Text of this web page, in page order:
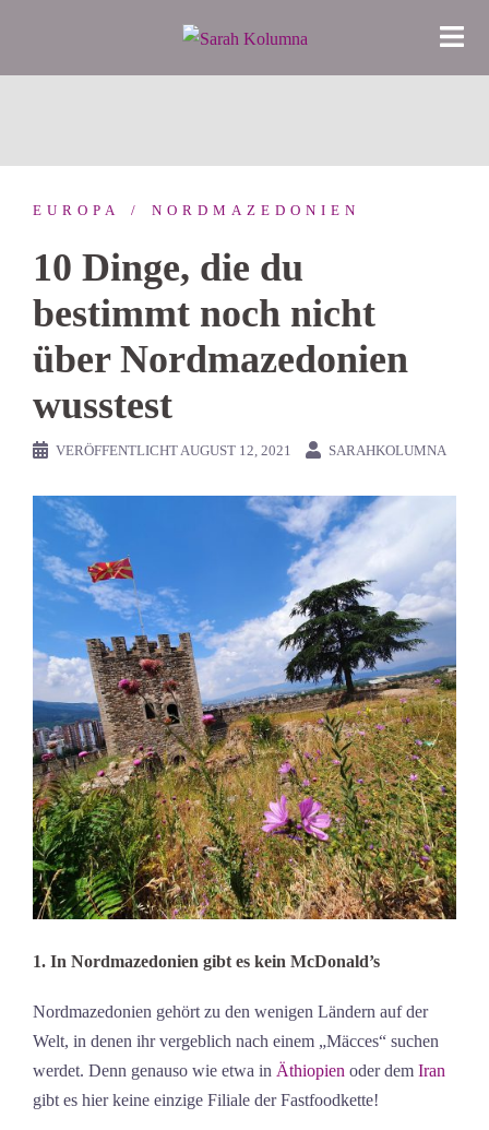
springen
EUROPA NORDMAZEDONIEN
10 Dinge, die du
bestimmt noch nicht
über Nordmazedonien
wusstest
VERÖFFENTLICHT AUGUST 12, 2021 SARAHKOLUMNA
1. In Nordmazedonien gibt es kein McDonald’s
Nordmazedonien gehört zu den wenigen Ländern auf der
Welt, in denen ihr vergeblich nach einem „Mäcces“ suchen
werdet. Denn genauso wie etwa in Äthiopien oder dem Iran
gibt es hier keine einzige Filiale der Fastfoodkette!